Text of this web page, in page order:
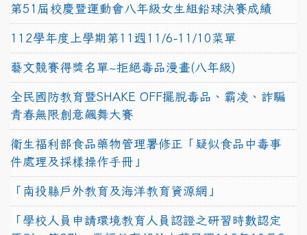
第51屆校慶暨運動會八年級女生組鉛球決賽成績
112學年度上學期第11週11/6-11/10菜單
藝文競賽得獎名單~拒絕毒品漫畫(八年級)
全民國防教育暨SHAKE OFF擺脫毒品、霸凌、詐騙
青春無限創意飆舞大賽
衛生福利部食品藥物管理署修正「疑似食品中毒事
件處理及採樣操作手冊」
「南投縣戶外教育及海洋教育資源網」
「學校人員申請環境教育人員認證之研習時數認定